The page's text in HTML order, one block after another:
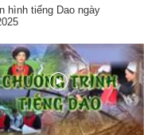
hình tiếng Dao ngày